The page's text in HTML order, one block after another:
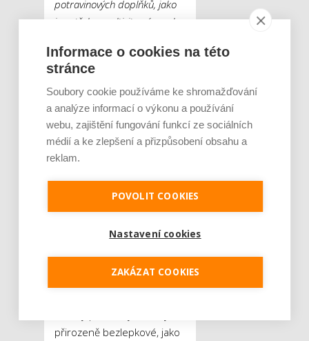
potravinových doplňků, jako
jsou třeba multivitamíny nebo
Peroutka a doplňuje, že
bezlepkové potraviny lze
nakoupit buď v některé ze
sítě prodejen dm v České
republice, nebo odkudkoliv
prostřednictvím
přehledného online shopu,
řádně označené.
Musím se nutně vzdát
zákusku, když jsem
přirozeně bezlepkové, jako
Informace o cookies na této
stránce
Soubory cookie používáme ke shromažďování
a analýze informací o výkonu a používání
webu, zajištění fungování funkcí ze sociálních
médií a ke zlepšení a přizpůsobení obsahu a
reklam.
POVOLIT COOKIES
Nastavení cookies
ZAKÁZAT COOKIES